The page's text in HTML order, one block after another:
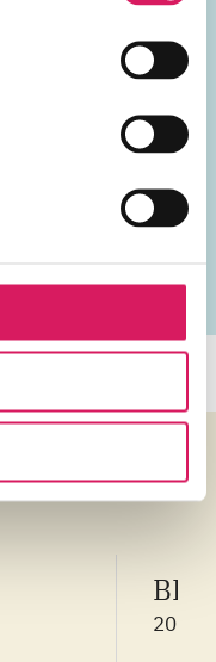
orkester
2022